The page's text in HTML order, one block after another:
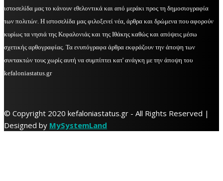
ιστοσελίδα μας το κάνουν εθελοντικά και από μεράκι προς τη δημοσιογραφία
των πολιτών. Η ιστοσελίδα μας φιλοξενεί νέα, άρθρα και δρώμενα που αφορούν
κυρίως τα νησιά της Κεφαλονιάς και της Ιθάκης καθώς και απόψεις μέσω
σχετικής αρθογραφίας. Τα ενυπόγραφα άρθρα εκφράζουν την άποψη των
συντακτών τους χωρίς αυτή να συμπίπτει κατ' ανάγκη με την άποψη του
kefaloniastatus.gr
© Copyright 2020 kefaloniastatus.gr - All Rights Reserved |
Designed by MySystemLand